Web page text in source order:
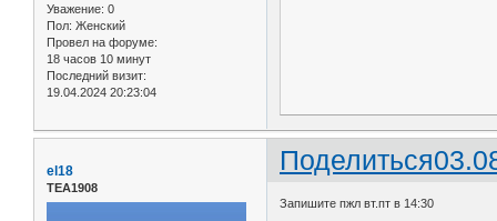
Уважение: 0
Пол: Женский
Провел на форуме:
18 часов 10 минут
Последний визит:
19.04.2024 20:23:04
Поделиться
el18
ТЕА1908
Запишите пжл вт.пт в 14:30